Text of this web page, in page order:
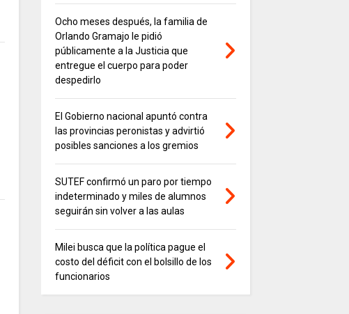
Ocho meses después, la familia de
Orlando Gramajo le pidió
públicamente a la Justicia que
entregue el cuerpo para poder
despedirlo
El Gobierno nacional apuntó contra
las provincias peronistas y advirtió
posibles sanciones a los gremios
SUTEF confirmó un paro por tiempo
indeterminado y miles de alumnos
seguirán sin volver a las aulas
Milei busca que la política pague el
costo del déficit con el bolsillo de los
funcionarios